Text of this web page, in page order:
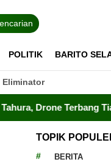
POLITIK BARITO
Eliminator
Terbang Tiap Dua Jam
TOPIK
BERITA